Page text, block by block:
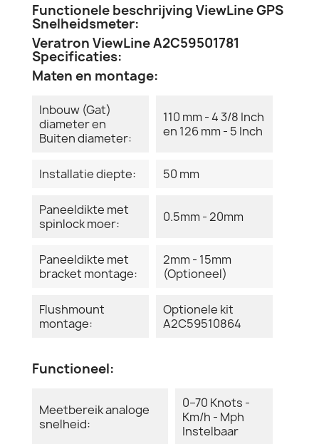
Functionele beschrijving ViewLine GPS
Snelheidsmeter:
Veratron ViewLine A2C59501781
Specificaties:
Maten en montage:
Inbouw (Gat)
diameter en
Buiten diameter:
110 mm - 4 3/8 Inch
en 126 mm - 5 Inch
Installatie diepte: 50 mm
Paneeldikte met
spinlock moer:
0.5mm - 20mm
Paneeldikte met
bracket montage:
2mm - 15mm
(Optioneel)
Flushmount
montage:
Optionele kit
A2C59510864
Functioneel:
Meetbereik analoge
snelheid:
0–70 Knots -
Km/h - Mph
Instelbaar